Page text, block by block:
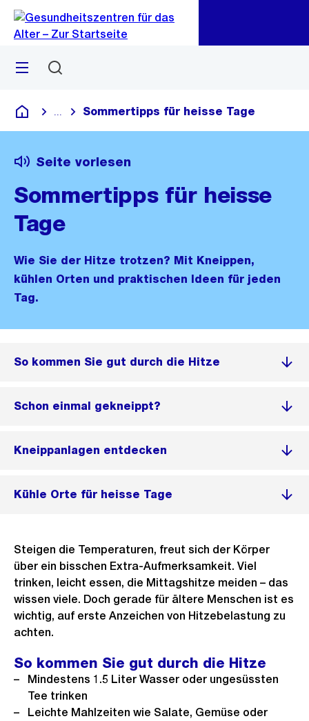
Navigation
Sprunglink
Menü
Gesundheitszentren für das Alter
Blende alle Breadcrumbs ein
Sommertipps für heisse Tage
Seite vorlesen
Sommertipps für heisse
Tage
Wie Sie der Hitze trotzen? Mit Kneippen,
kühlen Orten und praktischen Ideen für jeden
Tag.
So kommen Sie gut durch die Hitze
Schon einmal gekneippt?
Kneippanlagen entdecken
Kühle Orte für heisse Tage
Steigen die Temperaturen, freut sich der Körper
über ein bisschen Extra-Aufmerksamkeit. Viel
trinken, leicht essen, die Mittagshitze meiden – das
wissen viele. Doch gerade für ältere Menschen ist es
wichtig, auf erste Anzeichen von Hitzebelastung zu
achten.
So kommen Sie gut durch die Hitze
Mindestens 1.5 Liter Wasser oder ungesüssten
Tee trinken
Leichte Mahlzeiten wie Salate, Gemüse oder